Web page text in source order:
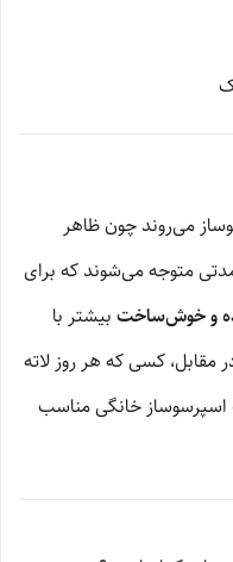
می‌روند چون ظاهر
متوجه می‌شوند که برای
و خوش‌ساخت بیشتر با
کسی که هر روز لاته
اسپرسوساز خانگی مناسب